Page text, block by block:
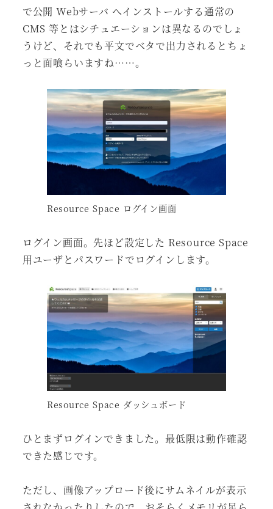
で公開 Webサーバ へインストールする通常の
CMS 等とはシチュエーションは異なるのでしょ
うけど、それでも平文でベタで出力されるとちょ
っと面喰らいますね……。
Resource Space ログイン画面
ログイン画面。先ほど設定した Resource Space
用ユーザとパスワードでログインします。
Resource Space ダッシュボード
ひとまずログインできました。最低限は動作確認
できた感じです。
ただし、画像アップロード後にサムネイルが表示